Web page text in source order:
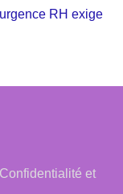
RH exige
Confidentialité et